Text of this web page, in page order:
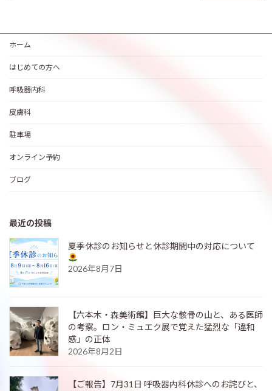
ホーム
はじめての方へ
呼吸器内科
皮膚科
駐車場
オンライン予約
ブログ
最近の投稿
夏季休診のお知らせと休診期間中の対応について
2026年8月7日
【六本木・森美術館】巨大な骸骨の山と、ある医師
の考察。ロン・ミュエク展で覚えた猛烈な「違和
感」の正体
2026年8月2日
【ご報告】7月31日 呼吸器内科休診へのお詫びと、